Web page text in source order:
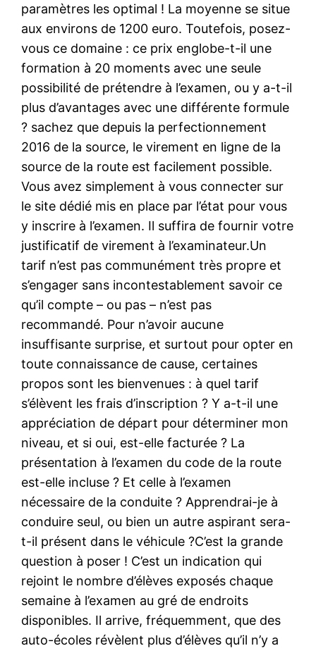
paramètres les optimal ! La moyenne se situe
aux environs de 1200 euro. Toutefois, posez-
vous ce domaine : ce prix englobe-t-il une
formation à 20 moments avec une seule
possibilité de prétendre à l’examen, ou y a-t-il
plus d’avantages avec une différente formule
? sachez que depuis la perfectionnement
2016 de la source, le virement en ligne de la
source de la route est facilement possible.
Vous avez simplement à vous connecter sur
le site dédié mis en place par l’état pour vous
y inscrire à l’examen. Il suffira de fournir votre
justificatif de virement à l’examinateur.Un
tarif n’est pas communément très propre et
s’engager sans incontestablement savoir ce
qu’il compte – ou pas – n’est pas
recommandé. Pour n’avoir aucune
insuffisante surprise, et surtout pour opter en
toute connaissance de cause, certaines
propos sont les bienvenues : à quel tarif
s’élèvent les frais d’inscription ? Y a-t-il une
appréciation de départ pour déterminer mon
niveau, et si oui, est-elle facturée ? La
présentation à l’examen du code de la route
est-elle incluse ? Et celle à l’examen
nécessaire de la conduite ? Apprendrai-je à
conduire seul, ou bien un autre aspirant sera-
t-il présent dans le véhicule ?C’est la grande
question à poser ! C’est un indication qui
rejoint le nombre d’élèves exposés chaque
semaine à l’examen au gré de endroits
disponibles. Il arrive, fréquemment, que des
auto-écoles révèlent plus d’élèves qu’il n’y a